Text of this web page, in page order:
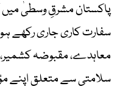
پاکستان مشرقِ وسطیٰ
سفارت کاری جاری رکھے
معاہدے، مقبوضہ کشمیر،
سلامتی سے متعلق اپنے